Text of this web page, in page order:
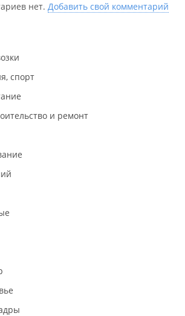
нет. Добавить свой комментарий
спорт
и ремонт